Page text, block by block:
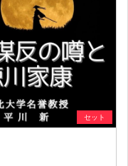
セット